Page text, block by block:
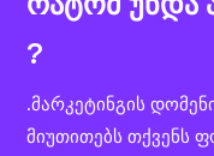
?
.მარკეტინგის
მიუთითებს თქვენს